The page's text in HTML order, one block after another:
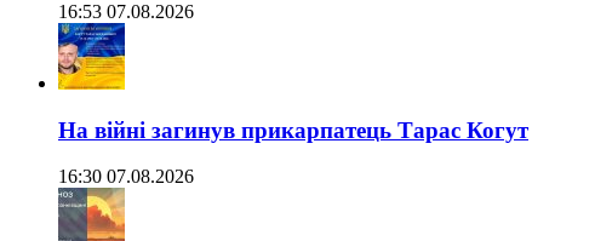
16:53 07.08.2026
На війні загинув прикарпатець Тарас Когут
16:30 07.08.2026